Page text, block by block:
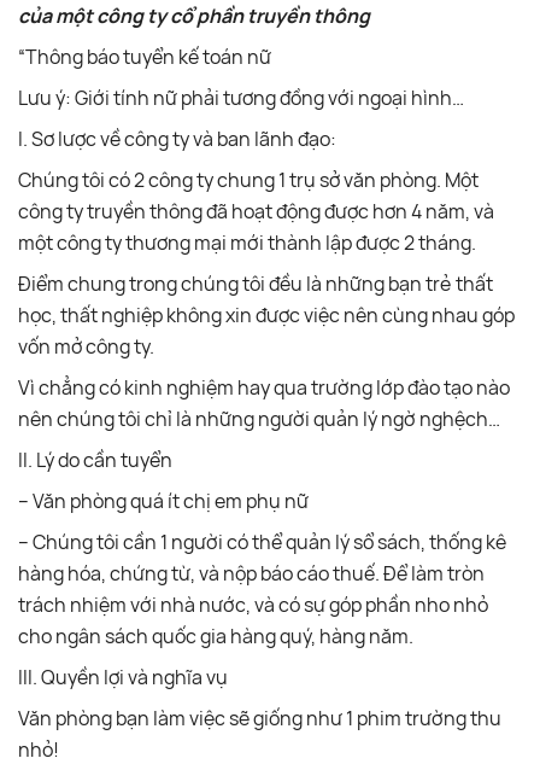
của một công ty cổ phần truyền thông
“Thông báo tuyển kế toán nữ
Lưu ý: Giới tính nữ phải tương đồng với ngoại hình…
I. Sơ lược về công ty và ban lãnh đạo:
Chúng tôi có 2 công ty chung 1 trụ sở văn phòng. Một
công ty truyền thông đã hoạt động được hơn 4 năm, và
một công ty thương mại mới thành lập được 2 tháng.
Điểm chung trong chúng tôi đều là những bạn trẻ thất
học, thất nghiệp không xin được việc nên cùng nhau góp
vốn mở công ty.
Vì chẳng có kinh nghiệm hay qua trường lớp đào tạo nào
nên chúng tôi chỉ là những người quản lý ngờ nghệch…
II. Lý do cần tuyển
– Văn phòng quá ít chị em phụ nữ
– Chúng tôi cần 1 người có thể quản lý sổ sách, thống kê
hàng hóa, chứng từ, và nộp báo cáo thuế. Để làm tròn
trách nhiệm với nhà nước, và có sự góp phần nho nhỏ
cho ngân sách quốc gia hàng quý, hàng năm.
III. Quyền lợi và nghĩa vụ
Văn phòng bạn làm việc sẽ giống như 1 phim trường thu
nhỏ!